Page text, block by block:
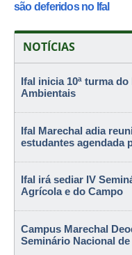
são deferidos no Ifal
NOTÍCIAS
Ifal inicia 10ª turma
Ambientais
Ifal Marechal adia
estudantes agendada
Ifal irá sediar IV
Agrícola e do Campo
Campus Marechal
Seminário Nacional